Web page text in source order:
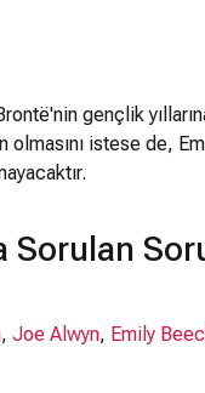
gençlik
olmasını istese de,
Sorulan
, Joe Alwyn, Emily